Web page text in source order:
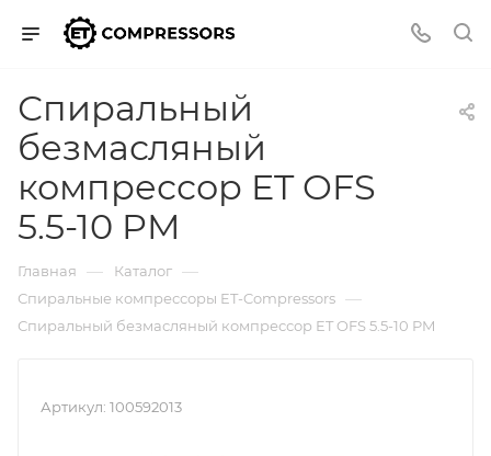
Спиральный
безмасляный
компрессор ET OFS
5.5-10 PM
Главная — Каталог —
Спиральные компрессоры ET-Compressors —
Спиральный безмасляный компрессор ET OFS 5.5-10 PM
Артикул: 100592013